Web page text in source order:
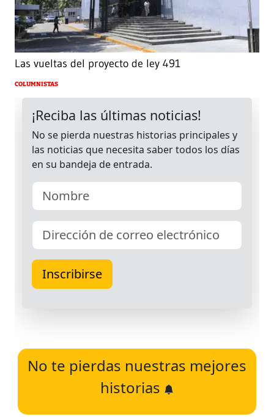
Las vueltas del proyecto de ley 491
COLUMNISTAS
No te pierdas nuestras mejores
historias